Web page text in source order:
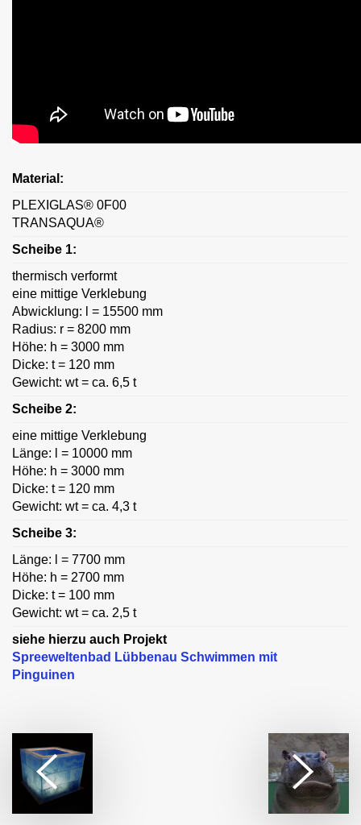
Material:
PLEXIGLAS® 0F00
TRANSAQUA®
Scheibe 1:
thermisch verformt
eine mittige Verklebung
Abwicklung: l = 15500 mm
Radius: r = 8200 mm
Höhe: h = 3000 mm
Dicke: t = 120 mm
Gewicht: wt = ca. 6,5 t
Scheibe 2:
eine mittige Verklebung
Länge: l = 10000 mm
Höhe: h = 3000 mm
Dicke: t = 120 mm
Gewicht: wt = ca. 4,3 t
Scheibe 3:
Länge: l = 7700 mm
Höhe: h = 2700 mm
Dicke: t = 100 mm
Gewicht: wt = ca. 2,5 t
siehe hierzu auch Projekt
Spreeweltenbad Lübbenau Schwimmen mit
Pinguinen